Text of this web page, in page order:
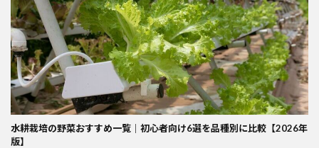
水耕栽培の野菜おすすめ一覧｜初心者向け6選を品種別に比較【2026年
版】